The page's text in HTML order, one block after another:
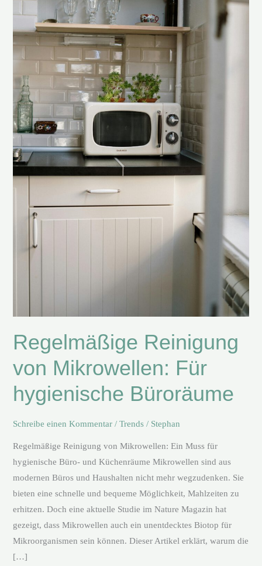
Regelmäßige Reinigung
von Mikrowellen: Für
hygienische Büroräume
Schreibe einen Kommentar /Trends / Stephan
Regelmäßige Reinigung von Mikrowellen: Ein Muss für
hygienische Büro- und Küchenräume Mikrowellen sind aus
modernen Büros und Haushalten nicht mehr wegzudenken. Sie
bieten eine schnelle und bequeme Möglichkeit, Mahlzeiten zu
erhitzen. Doch eine aktuelle Studie im Nature Magazin hat
gezeigt, dass Mikrowellen auch ein unentdecktes Biotop für
Mikroorganismen sein können. Dieser Artikel erklärt, warum die
[…]
Mikrowellen:
Für
hygienische
Büroräume